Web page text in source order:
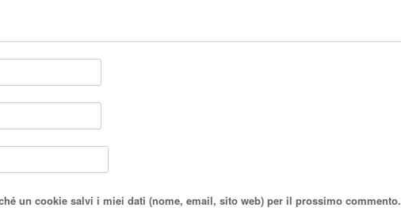
un cookie salvi i miei dati (nome, email, sito web) per il prossimo commento.